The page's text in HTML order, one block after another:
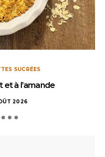
SUCRÉES
et à l’amande
2026